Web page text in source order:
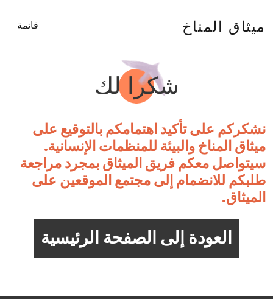
ميثاق المناخ قائمة
شكرا لك
نشكركم على تأكيد اهتمامكم بالتوقيع على
ميثاق المناخ والبيئة للمنظمات الإنسانية.
سيتواصل معكم فريق الميثاق بمجرد مراجعة
طلبكم للانضمام إلى مجتمع الموقعين على
الميثاق.
العودة إلى الصفحة الرئيسية